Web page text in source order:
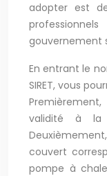
adopter est
gouvernement
En entrant le
SIRET, vous
validité à la
couvert
pompe à